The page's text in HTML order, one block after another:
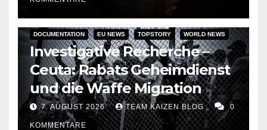
DOCUMENTATION EU NEWS TOPSTORY WORLD NEWS
Investigative Recherche –
Ceuta: Rabats Geheimdienst
und die Waffe Migration
7. AUGUST 2026 TEAM KAIZEN BLOG 0
KOMMENTARE